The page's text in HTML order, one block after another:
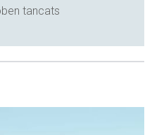
tancats